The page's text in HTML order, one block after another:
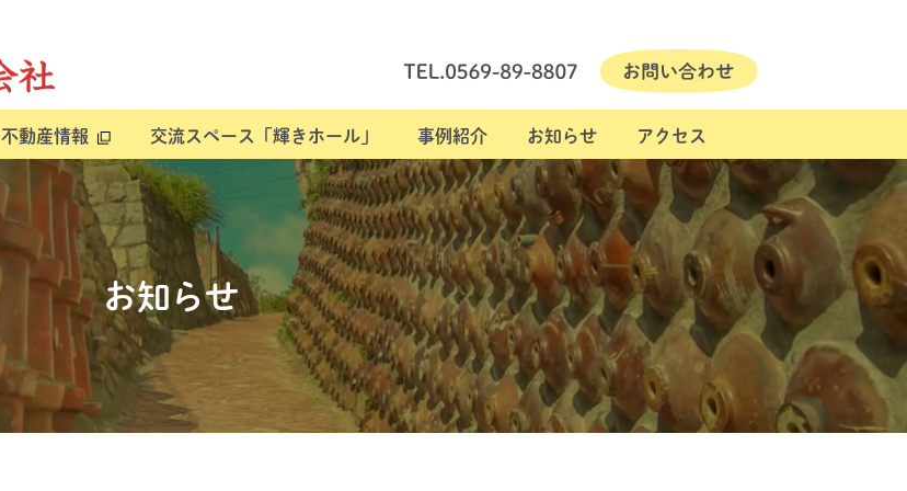
不動産情報 交流スペース「輝きホール」 事例紹介 お知らせ アクセス
お知らせ